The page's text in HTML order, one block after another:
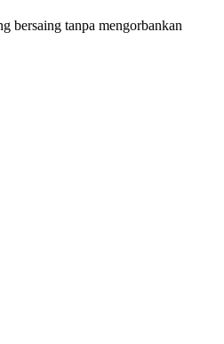
bersaing tanpa mengorbankan